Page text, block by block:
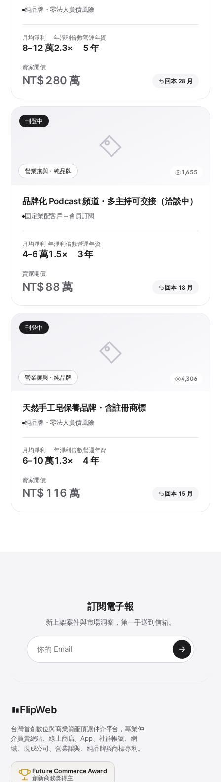
純品牌・零法人負債風險
月均淨利
8–12 萬
年淨利倍數
2.3×
營運年資
5 年
賣家開價
NT$ 280 萬 回本 28 月
刊登中
營業讓與・純品牌 1,655
品牌化 Podcast 頻道・多主持可交接（洽談中）
固定業配客戶＋會員訂閱
月均淨利
4–6 萬
年淨利倍數
1.5×
營運年資
3 年
賣家開價
NT$ 88 萬 回本 18 月
刊登中
營業讓與・純品牌 4,306
天然手工皂保養品牌・含註冊商標
純品牌・零法人負債風險
月均淨利
6–10 萬
年淨利倍數
1.3×
營運年資
4 年
賣家開價
NT$ 116 萬 回本 15 月
訂閱電子報
新上架案件與市場洞察，第一手送到信箱。
FlipWeb
台灣首創數位與商業資產頂讓仲介平台，專業仲
介買賣網站、線上商店、App、社群帳號、網
域、現成公司、營業讓與、純品牌與商標專利。
Future Commerce Award
創新商務獎得主